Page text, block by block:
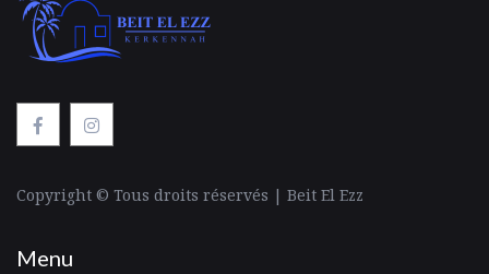
Copyright © Tous droits réservés | Beit El Ezz
Menu